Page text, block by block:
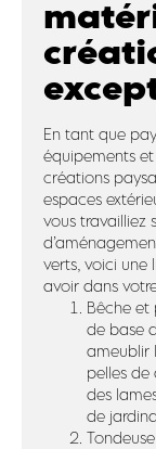
En tant que
équipements
créations
espaces
vous travailliez
verts, voici une
avoir dans votre
Bêche et
de base
ameublir
pelles de
des
de